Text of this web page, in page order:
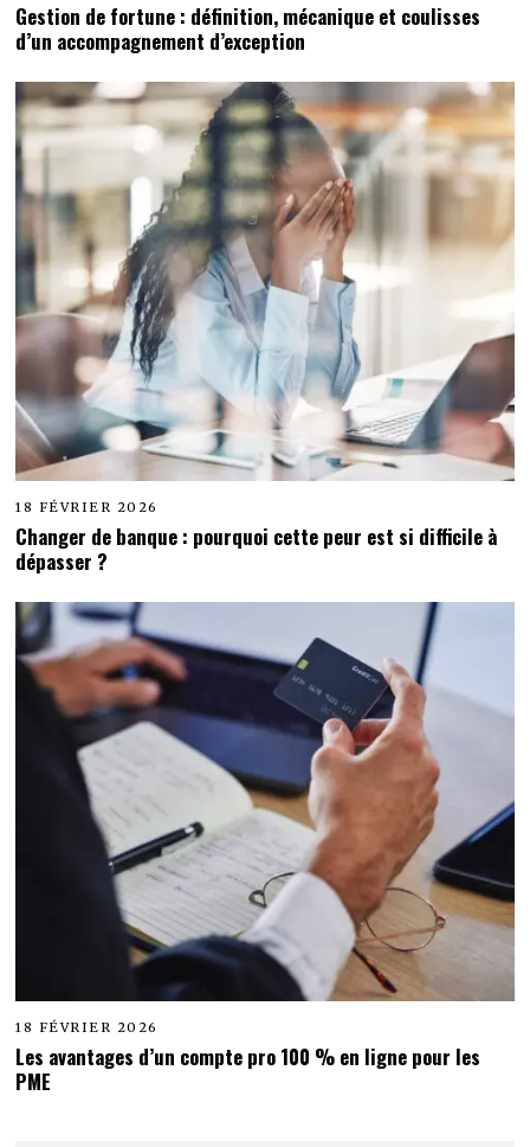
Gestion de fortune : définition, mécanique et coulisses
d’un accompagnement d’exception
18 FÉVRIER 2026
Changer de banque : pourquoi cette peur est si difficile à
dépasser ?
18 FÉVRIER 2026
Les avantages d’un compte pro 100 % en ligne pour les
PME